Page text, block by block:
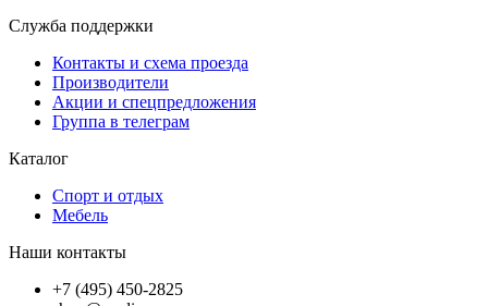
Служба поддержки
Контакты и схема проезда
Производители
Акции и спецпредложения
Группа в телеграм
Каталог
Спорт и отдых
Мебель
Наши контакты
+7 (495) 450-2825